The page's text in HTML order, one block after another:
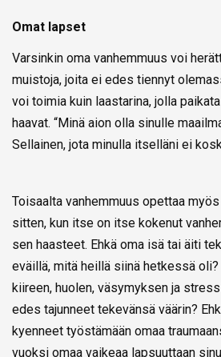
Omat lapset
Varsinkin oma vanhemmuus voi
muistoja, joita ei edes tiennyt
voi toimia kuin laastarina, jolla
haavat. “Minä aion olla sinulle
Sellainen, jota minulla itselläni ei
Toisaalta vanhemmuus opettaa
sitten, kun itse on itse kokenut
sen haasteet. Ehkä oma isä tai äiti
eväillä, mitä heillä siinä hetkessä oli?
kiireen, huolen, väsymyksen ja
edes tajunneet tekevänsä väärin?
kyenneet työstämään omaa
vuoksi omaa vaikeaa lapsuuttaan